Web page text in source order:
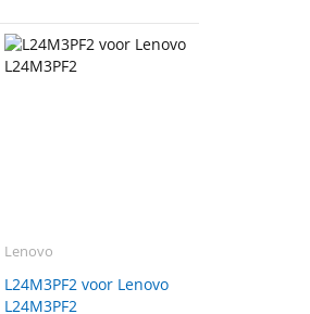
Lenovo
L24M3PF2 voor Lenovo
L24M3PF2